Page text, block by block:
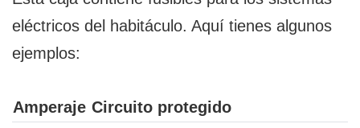
eléctricos del habitáculo. Aquí tienes algunos
ejemplos:
Amperaje Circuito protegido